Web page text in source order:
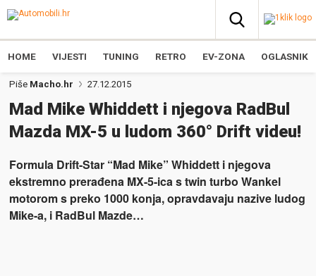
HOME VIJESTI TUNING RETRO EV-ZONA OGLASNIK
Piše Macho.hr 27.12.2015
Mad Mike Whiddett i njegova RadBul
Mazda MX-5 u ludom 360° Drift videu!
Formula Drift-Star “Mad Mike” Whiddett i njegova
ekstremno prerađena MX-5-ica s twin turbo Wankel
motorom s preko 1000 konja, opravdavaju nazive ludog
Mike-a, i RadBul Mazde…